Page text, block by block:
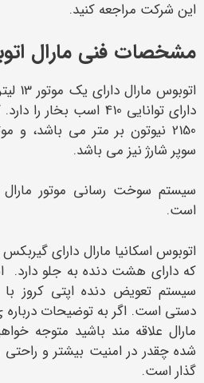
این شرکت مراجعه کنید.
مشخصات فنی مارال
دارای توانایی 410 اسب
2150 نیوتون بر متر می باشد، و
سوپر شارژ نیز می باشد.
سیستم سوخت رسانی موتور
است‌.
که دارای هشت دنده به جلو
سیستم تعویض دنده اپتی کروز با
دستی است. اگر به توضیحات
مارال علاقه مند باشید متوجه
شده چقدر در امنیت بیشتر و
گذار است.